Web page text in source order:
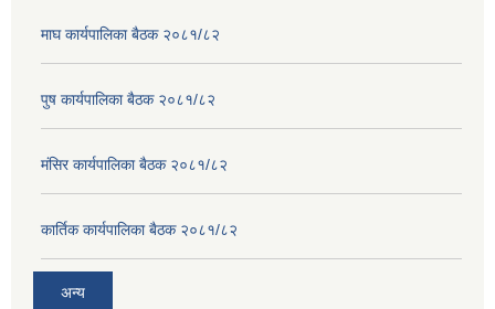
माघ कार्यपालिका बैठक २०८१/८२
पुष कार्यपालिका बैठक २०८१/८२
मंसिर कार्यपालिका बैठक २०८१/८२
कार्तिक कार्यपालिका बैठक २०८१/८२
अन्य